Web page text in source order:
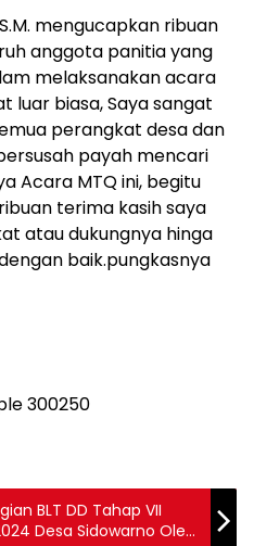
mengucapkan ribuan
anggota panitia yang
melaksanakan acara
luar biasa, Saya sangat
perangkat desa dan
payah mencari
Acara MTQ ini, begitu
terima kasih saya
atau dukungnya hinga
baik.pungkasnya
BLT DD Tahap VII
Desa Sidowarno Oleh